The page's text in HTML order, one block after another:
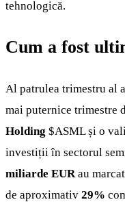
tehnologică.
Cum a fost
Al patrulea trimestru al
mai puternice trimestre
Holding $ASMLși o
investiții în sectorul
miliarde EUR au
de aproximativ 29%